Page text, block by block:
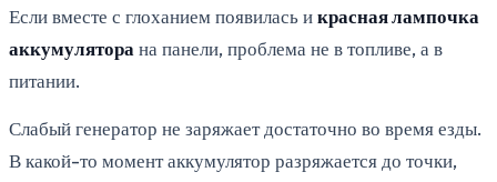
Если вместе с глоханием появилась икрасная лампочка
аккумулятора на панели, проблема не в топливе, а в
питании.
Слабый генератор не заряжает достаточно во время езды.
В какой-то момент аккумулятор разряжается до точки,